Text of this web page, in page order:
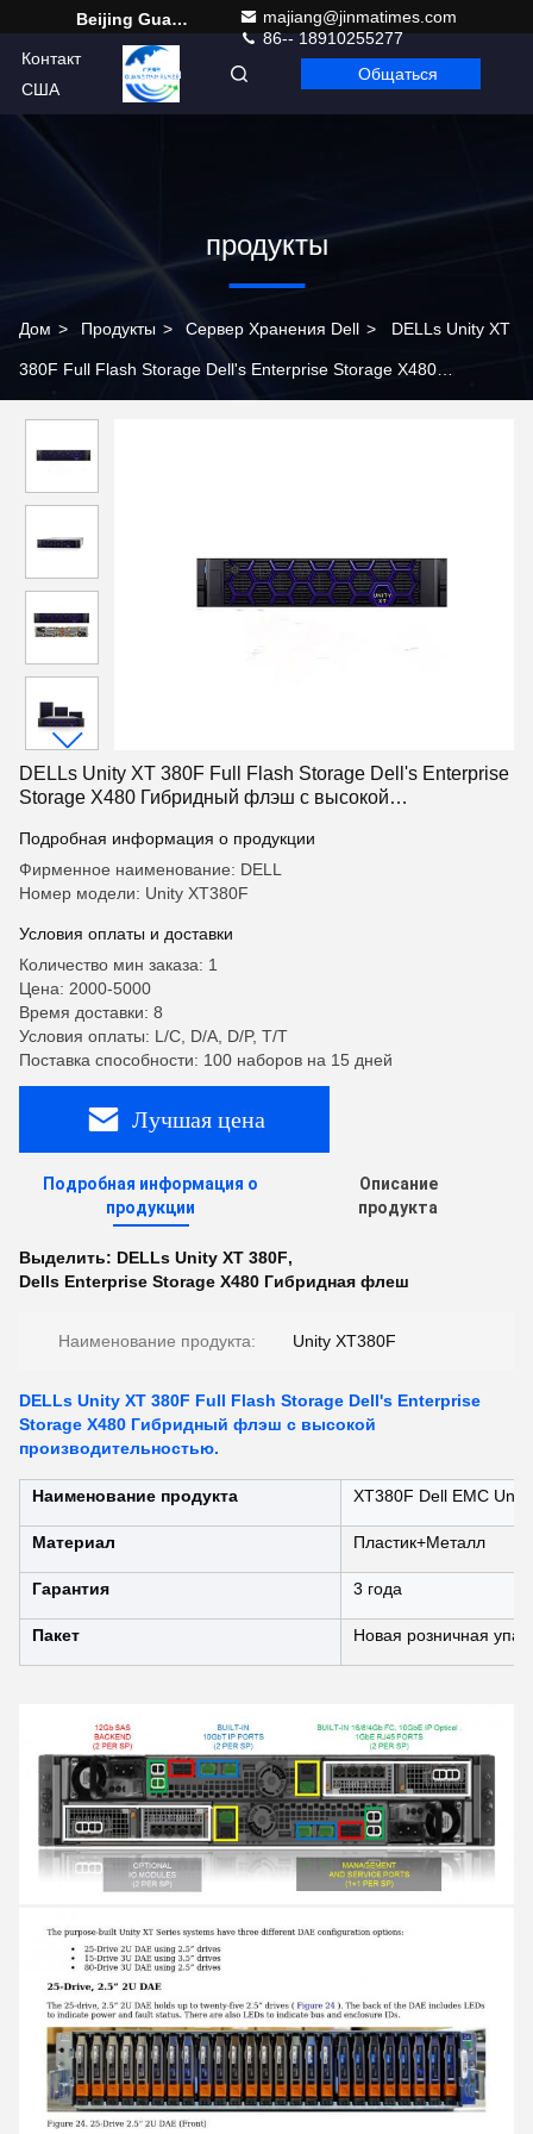
Beijing Guangtian Runze Technology Co., Ltd.
majiang@jinmatimes.com
86-- 18910255277
Контакт
США
Russian Общаться
продукты
Дом > Продукты > Сервер Хранения Dell > DELLs Unity XT
380F Full Flash Storage Dell's Enterprise Storage X480
DELLs Unity XT 380F Full Flash Storage Dell's Enterprise
Storage X480 Гибридный флэш с высокой
Подробная информация о продукции
Фирменное наименование: DELL
Номер модели: Unity XT380F
Условия оплаты и доставки
Количество мин заказа: 1
Цена: 2000-5000
Время доставки: 8
Условия оплаты: L/C, D/A, D/P, T/T
Поставка способности: 100 наборов на 15 дней
Лучшая цена
Подробная информация о
продукции
Описание
продукта
Выделить: DELLs Unity XT 380F,
Dells Enterprise Storage X480 Гибридная флеш
Наименование продукта: Unity XT380F
DELLs Unity XT 380F Full Flash Storage Dell's Enterprise
Storage X480 Гибридный флэш с высокой
производительностью.
Наименование продукта XT380F Dell EMC
Материал Пластик+Металл
Гарантия 3 года
Пакет Новая розничная